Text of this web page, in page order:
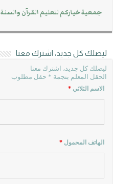
جمعية خياركم لتعليم القرآن والسنة
ليصلك كل جديد، اشترك معنا
ليصلك كل جديد، اشترك معنا
الحقل المعلم بنجمة * حقل مطلوب
الاسم الثلاثي*
الهاتف المحمول*